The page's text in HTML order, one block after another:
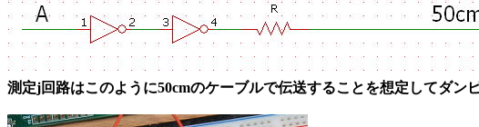
測定j回路はこのように50cmのケーブルで伝送することを想定してダン